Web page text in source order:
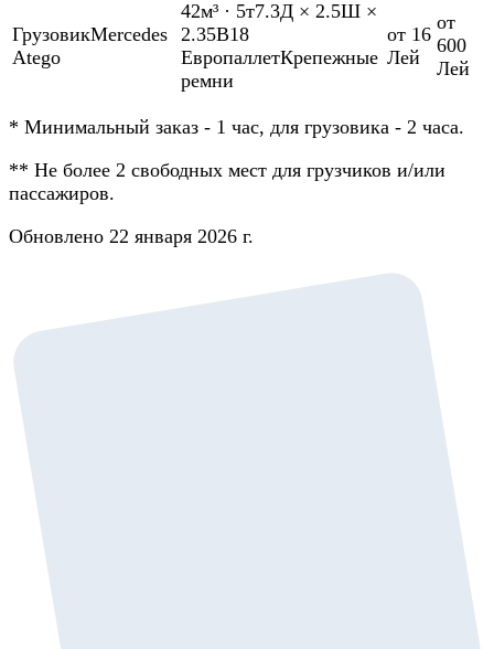
ГрузовикMercedes
Atego
42м³ · 5т7.3Д × 2.5Ш ×
2.35В18
ЕвропаллетКрепежные
ремни
от 16
Лей
от
600
Лей
* Минимальный заказ - 1 час, для грузовика - 2 часа.
** Не более 2 свободных мест для грузчиков и/или
пассажиров.
Обновлено 22 января 2026 г.